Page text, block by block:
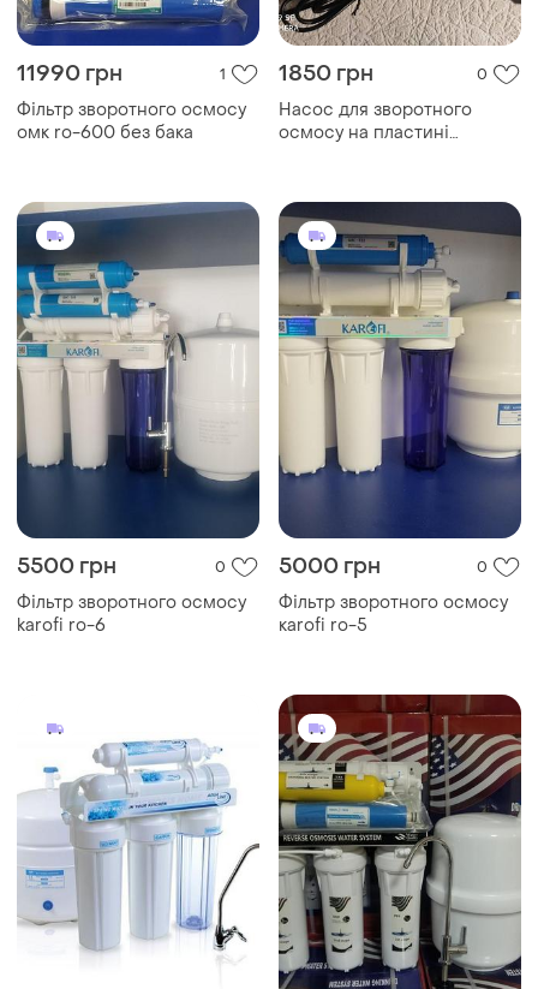
11990 грн 1
Фільтр зворотного осмосу
омк ro-600 без бака
1850 грн 0
Насос для зворотного
осмосу на пластині
5500 грн 0
Фільтр зворотного осмосу
karofi ro-6
5000 грн 0
Фільтр зворотного осмосу
кarofi ro-5